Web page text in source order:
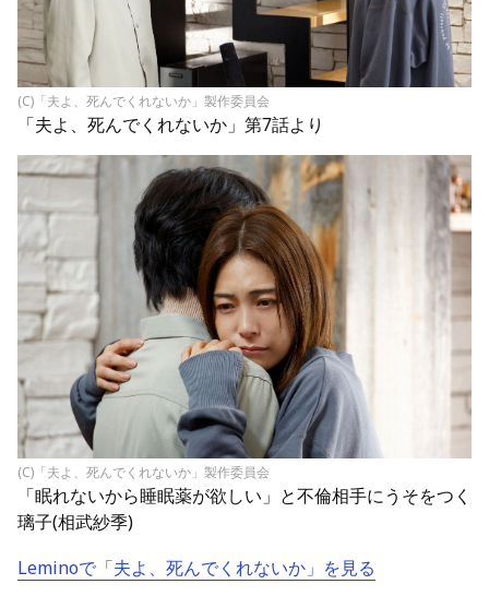
(C)「夫よ、死んでくれないか」製作委員会
「夫よ、死んでくれないか」第7話より
(C)「夫よ、死んでくれないか」製作委員会
「眠れないから睡眠薬が欲しい」と不倫相手にうそをつく
璃子(相武紗季)
Leminoで「夫よ、死んでくれないか」を見る